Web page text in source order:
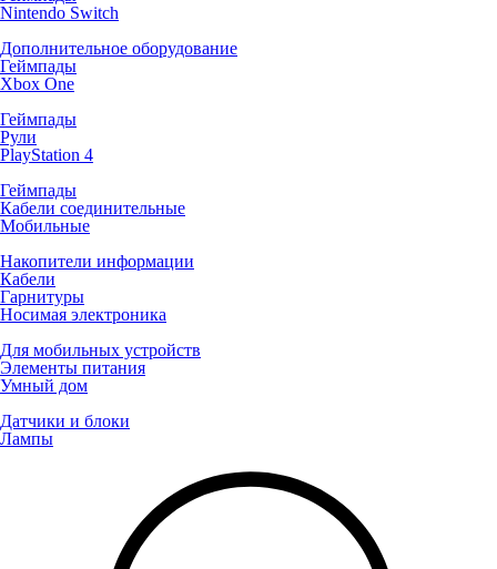
Nintendo Switch
Дополнительное оборудование
Геймпады
Xbox One
Геймпады
Рули
PlayStation 4
Геймпады
Кабели соединительные
Мобильные
Накопители информации
Кабели
Гарнитуры
Носимая электроника
Для мобильных устройств
Элементы питания
Умный дом
Датчики и блоки
Лампы